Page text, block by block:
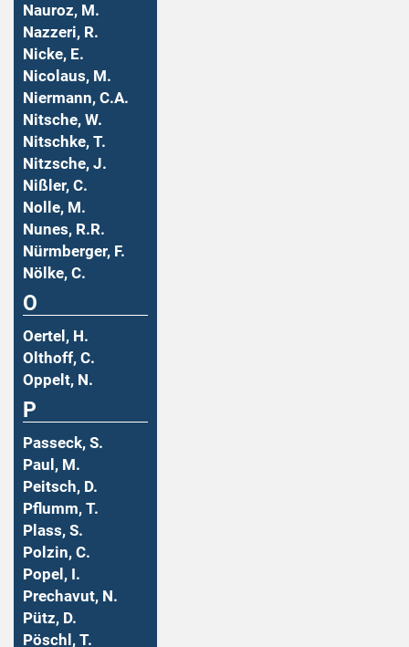
Nauroz, M.
Nazzeri, R.
Nicke, E.
Nicolaus, M.
Niermann, C.A.
Nitsche, W.
Nitschke, T.
Nitzsche, J.
Nißler, C.
Nolle, M.
Nunes, R.R.
Nürmberger, F.
Nölke, C.
O
Oertel, H.
Olthoff, C.
Oppelt, N.
P
Passeck, S.
Paul, M.
Peitsch, D.
Pflumm, T.
Plass, S.
Polzin, C.
Popel, I.
Prechavut, N.
Pütz, D.
Pöschl, T.